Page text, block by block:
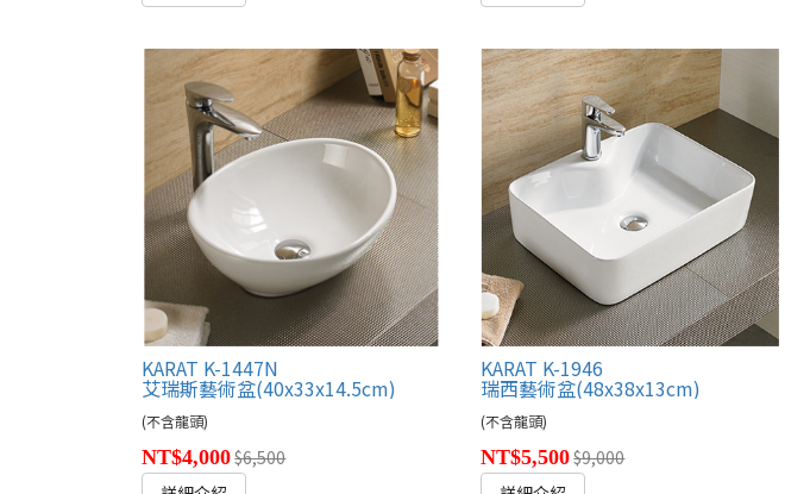
KARAT K-1447N
艾瑞斯藝術盆(40x33x14.5cm)
(不含龍頭)
NT$4,000$6,500
KARAT K-1946
瑞西藝術盆(48x38x13cm)
(不含龍頭)
NT$5,500$9,000